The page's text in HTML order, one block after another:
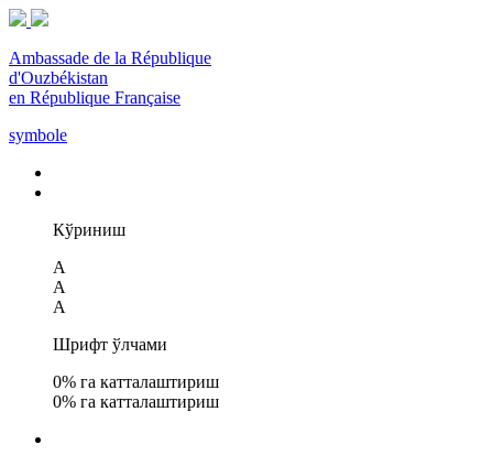
Ambassade de la République
d'Ouzbékistan
en République Française
symbole
Кўриниш
A
A
A
Шрифт ўлчами
0% га катталаштириш
0% га катталаштириш